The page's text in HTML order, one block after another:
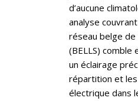
d’aucune
analyse
réseau belge
(BELLS)
un éclairage
répartition et
électrique dans